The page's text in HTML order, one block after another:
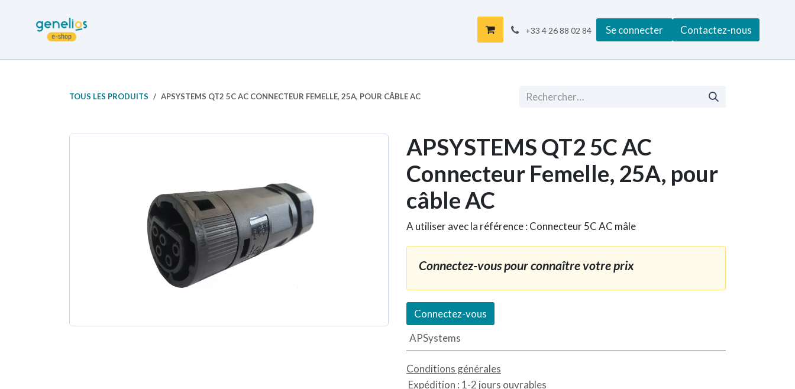
+33 4 26 88 02 84 Se connecter Contactez-nous
TOUS LES PRODUITS APSYSTEMS QT2 5C AC CONNECTEUR FEMELLE, 25A, POUR CÂBLE AC
APSYSTEMS QT2 5C AC
Connecteur Femelle, 25A, pour
câble AC
A utiliser avec la référence : Connecteur 5C AC mâle
Connectez-vous pour connaître votre prix
Connectez-vous
APSystems
Conditions générales
Expédition : 1-2 jours ouvrables